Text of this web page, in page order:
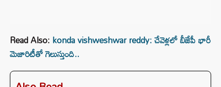
Read Also: konda vishweshwar reddy: చేవెళ్లలో బీజేపీ భారీ
మెజారిటీతో గెలుస్తుంది..